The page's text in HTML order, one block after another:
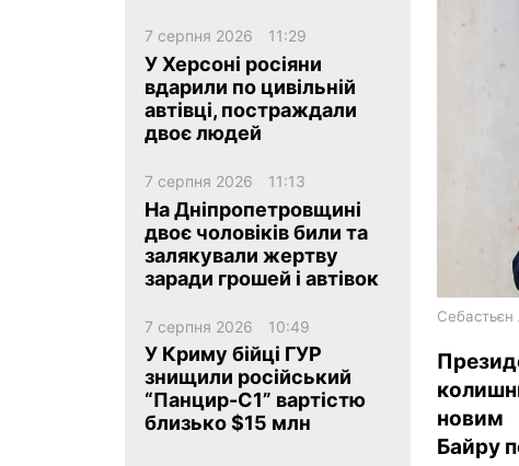
en
новим
Байру
7 серпня 2026 11:29
У Херсоні росіяни
вдарили по цивільній
автівці, постраждали
двоє людей
7 серпня 2026 11:13
На Дніпропетровщині
двоє чоловіків били та
залякували жертву
заради грошей і автівок
7 серпня 2026 10:49
У Криму бійці ГУР
знищили російський
“Панцир-С1” вартістю
близько $15 млн